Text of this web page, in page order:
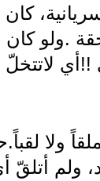
!!أي
ولا
أتلقّ